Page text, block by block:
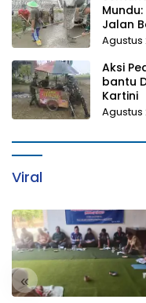
Jalan
Agustus
Aksi
bantu
Kartini
Agustus
Viral
«